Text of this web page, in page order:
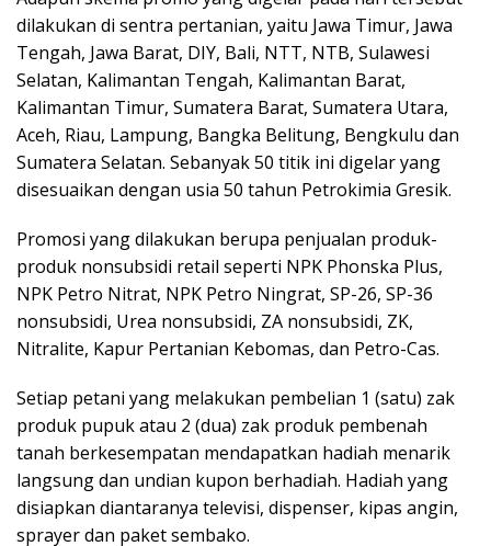
dilakukan di sentra pertanian, yaitu Jawa Timur, Jawa
Tengah, Jawa Barat, DIY, Bali, NTT, NTB, Sulawesi
Selatan, Kalimantan Tengah, Kalimantan Barat,
Kalimantan Timur, Sumatera Barat, Sumatera Utara,
Aceh, Riau, Lampung, Bangka Belitung, Bengkulu dan
Sumatera Selatan. Sebanyak 50 titik ini digelar yang
disesuaikan dengan usia 50 tahun Petrokimia Gresik.
Promosi yang dilakukan berupa penjualan produk-
produk nonsubsidi retail seperti NPK Phonska Plus,
NPK Petro Nitrat, NPK Petro Ningrat, SP-26, SP-36
nonsubsidi, Urea nonsubsidi, ZA nonsubsidi, ZK,
Nitralite, Kapur Pertanian Kebomas, dan Petro-Cas.
Setiap petani yang melakukan pembelian 1 (satu) zak
produk pupuk atau 2 (dua) zak produk pembenah
tanah berkesempatan mendapatkan hadiah menarik
langsung dan undian kupon berhadiah. Hadiah yang
disiapkan diantaranya televisi, dispenser, kipas angin,
sprayer dan paket sembako.